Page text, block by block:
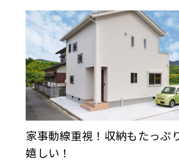
家事動線重視！収納もたっぷ
嬉しい！